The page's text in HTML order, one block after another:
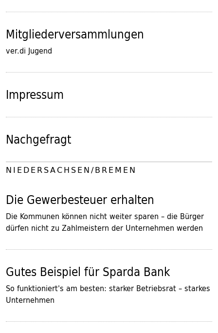
Mitgliederversammlungen
ver.di Jugend
Impressum
Nachgefragt
NIEDERSACHSEN/BREMEN
Die Gewerbesteuer erhalten
Die Kommunen können nicht weiter sparen – die Bürger
dürfen nicht zu Zahlmeistern der Unternehmen werden
Gutes Beispiel für Sparda Bank
So funktioniert's am besten: starker Betriebsrat – starkes
Unternehmen